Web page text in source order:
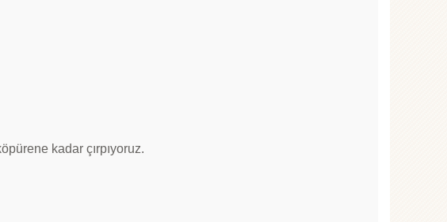
kadar çırpıyoruz.